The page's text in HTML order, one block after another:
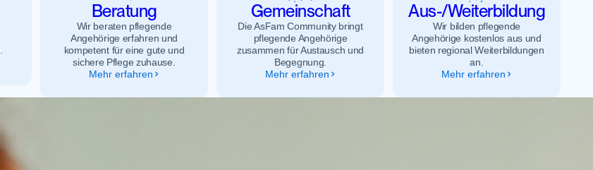
Beratung
Wir beraten pflegende
Angehörige erfahren und
kompetent für eine gute und
sichere Pflege zuhause.
Mehr erfahren
Gemeinschaft
Die AsFam Community bringt
pflegende Angehörige
zusammen für Austausch und
Begegnung.
Mehr erfahren
Aus-/Weiterbildung
Wir bilden pflegende
Angehörige kostenlos aus und
bieten regional Weiterbildungen
an.
Mehr erfahren